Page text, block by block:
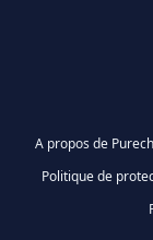
A propos de
Politique de